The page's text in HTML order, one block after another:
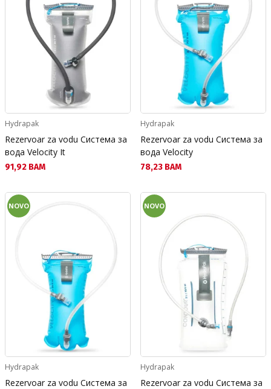
Hydrapak
Rezervoar za vodu Система за
вода Velocity It
Текуща цена:
91,92 BAM
Hydrapak
Rezervoar za vodu Система за
вода Velocity
Текуща цена:
78,23 BAM
NOVO
Hydrapak
Rezervoar za vodu Система за
NOVO
Hydrapak
Rezervoar za vodu Система за